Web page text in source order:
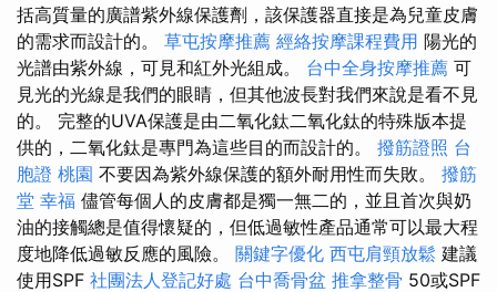
括高質量的廣譜紫外線保護劑，該保護器直接是為兒童皮膚
的需求而設計的。 草屯按摩推薦 經絡按摩課程費用 陽光的
光譜由紫外線，可見和紅外光組成。 台中全身按摩推薦 可
見光的光線是我們的眼睛，但其他波長對我們來說是看不見
的。 完整的UVA保護是由二氧化鈦二氧化鈦的特殊版本提
供的，二氧化鈦是專門為這些目的而設計的。 撥筋證照 台
胞證 桃園 不要因為紫外線保護的額外耐用性而失敗。 撥筋
堂 幸福 儘管每個人的皮膚都是獨一無二的，並且首次與奶
油的接觸總是值得懷疑的，但低過敏性產品通常可以最大程
度地降低過敏反應的風險。 關鍵字優化 西屯肩頸放鬆 建議
使用SPF 社團法人登記好處 台中喬骨盆 推拿整骨 50或SPF